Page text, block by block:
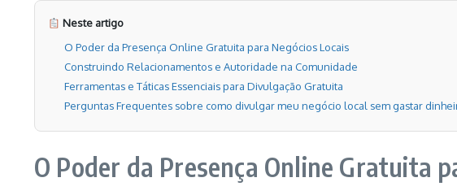
Neste artigo
O Poder da Presença Online Gratuita para Negócios Locais
Construindo Relacionamentos e Autoridade na Comunidade
Ferramentas e Táticas Essenciais para Divulgação Gratuita
Perguntas Frequentes sobre como divulgar meu negócio local sem gastar
O Poder da Presença Online Gratuita